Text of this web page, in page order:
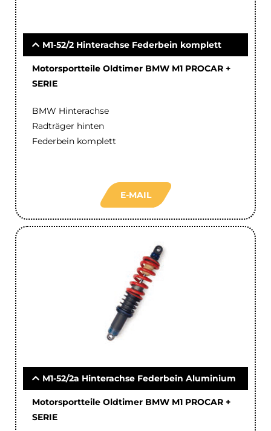
M1-52/2 Hinterachse Federbein komplett
Motorsportteile Oldtimer BMW M1 PROCAR +
SERIE
BMW Hinterachse
Radträger hinten
Federbein komplett
E-MAIL
M1-52/2a Hinterachse Federbein Aluminium
Motorsportteile Oldtimer BMW M1 PROCAR +
SERIE